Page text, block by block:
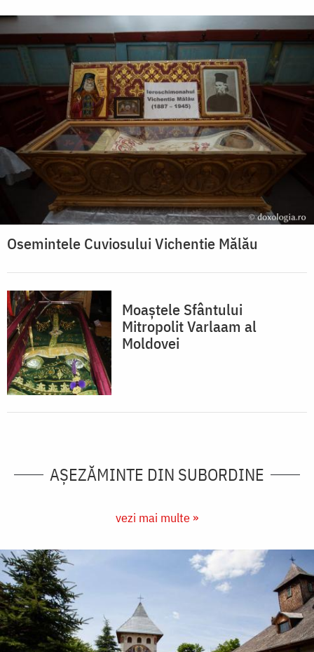
Osemintele Cuviosului Vichentie Mălău
Moaștele Sfântului
Mitropolit Varlaam al
Moldovei
AȘEZĂMINTE DIN SUBORDINE
vezi mai multe »